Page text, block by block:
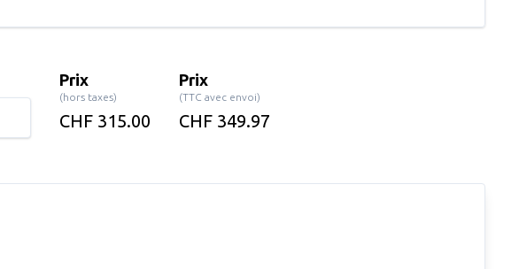
Prix
(hors taxes)
CHF 315.00
Prix
(TTC avec envoi)
CHF 349.97